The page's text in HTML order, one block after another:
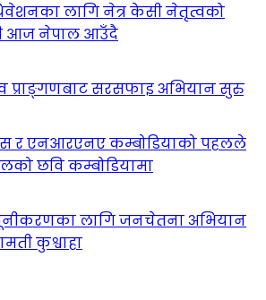
लागि नेत्र केसी नेतृत्वको
आज नेपाल आउँदै
प्राङ्गणबाट सरसफाइ अभियान सुरु
र एनआरएनए कम्बोडियाको पहलले
छवि कम्बोडियामा
लागि जनचेतना अभियान
कुश्वाहा